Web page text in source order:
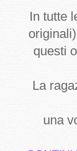
In tutte
questi
La
una